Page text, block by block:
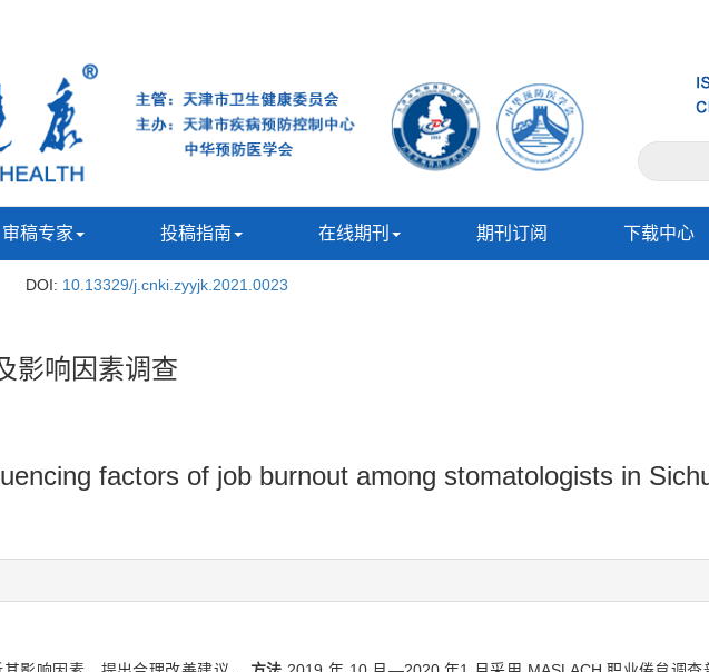
审稿专家 投稿指南 在线期刊 期刊订阅 下载中心
DOI: 10.13329/j.cnki.zyyjk.2021.0023
影响因素调查
factors of job burnout among stomatologists in